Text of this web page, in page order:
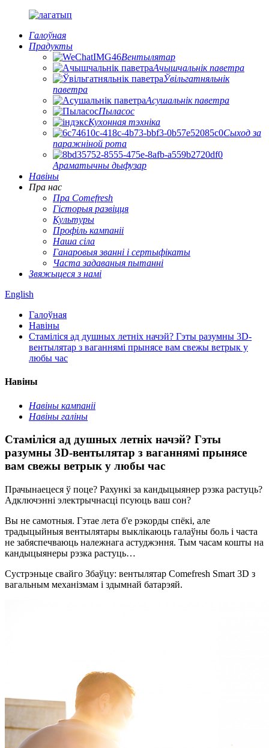
Галоўная
Прадукты
Вентылятар
Ачышчальнік паветра
Ўвільгатняльнік
паветра
Асушальнік паветра
Пыласос
Кухонная тэхніка
Сыход за
паражніной рота
Араматычны дыфузар
Навіны
Пра нас
Пра Comefresh
Гісторыя развіцця
Культуры
Профіль кампаніі
Наша сіла
Ганаровыя званні і сертыфікаты
Часта задаваныя пытанні
Звяжыцеся з намі
English
Галоўная
Навіны
Стаміліся ад душных летніх начэй? Гэты разумны 3D-
вентылятар з ваганнямі прынясе вам свежы ветрык у
любы час
Навіны
Навіны кампаніі
Навіны галіны
Стаміліся ад душных летніх начэй? Гэты
разумны 3D-вентылятар з ваганнямі прынясе
вам свежы ветрык у любы час
Прачынаецеся ў поце? Рахункі за кандыцыянер рэзка растуць?
Адключэнні электрычнасці псуюць ваш сон?
Вы не самотныя. Гэтае лета б'е рэкорды спёкі, але
традыцыйныя вентылятары выклікаюць галаўны боль і часта
не забяспечваюць належнага астуджэння. Тым часам кошты на
кандыцыянеры рэзка растуць…
Сустрэньце свайго Збаўцу: вентылятар Comefresh Smart 3D з
вагальным механізмам і здымнай батарэяй.